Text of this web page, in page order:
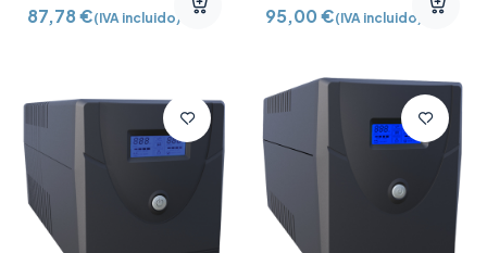
87,78€(IVA incluido) 95,00€(IVA incluido)